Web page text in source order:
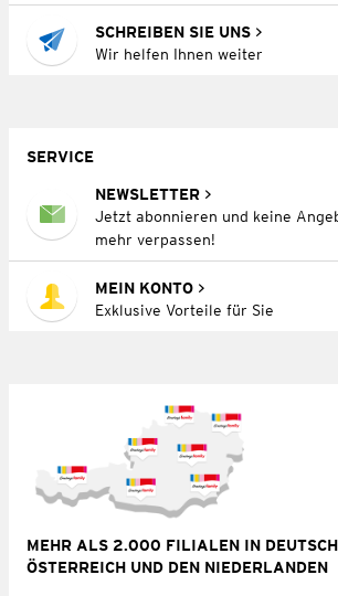
SCHREIBEN SIE UNS
Wir helfen Ihnen weiter
SERVICE
NEWSLETTER
Jetzt abonnieren und keine
mehr verpassen!
MEIN KONTO
Exklusive Vorteile für Sie
MEHR ALS 2.000 FILIALEN IN
ÖSTERREICH UND DEN NIEDERLANDEN